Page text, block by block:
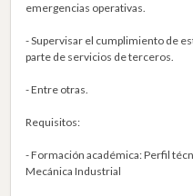
emergencias operativas.
- Supervisar el cumplimiento de
parte de servicios de terceros.
- Entre otras.
Requisitos:
- Formación académica: Perfil
Mecánica Industrial